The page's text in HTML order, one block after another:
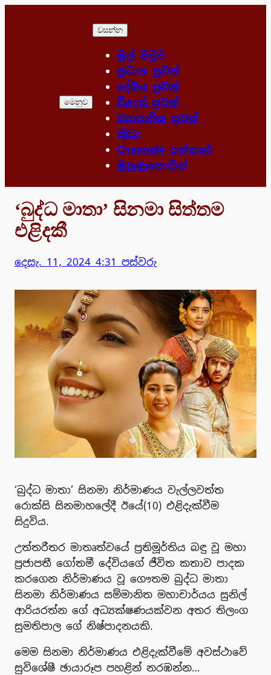
මෙනුව
වසන්න
මුල් පිටුව
ප්‍රධාන පුවත්
දේශීය පුවත්
විදෙස් පුවත්
ව්‍යාපාරික පුවත්
ක්‍රීඩා
Channel4 පත්තරේ
මුහුණුපොතින්
‘බුද්ධ මාතා’ සිනමා සිත්තම
එළිදකී
දෙසැ. 11, 2024 4:31 පස්වරු
‘බුද්ධ මාතා’ සිනමා නිර්මාණය වැල්ලවත්ත
රොක්සි සිනමාහලේදී ඊයේ(10) එළිදැක්වීම
සිදුවිය.
උත්තරීතර මාතෘත්වයේ ප්‍රතිමූර්තිය බඳු වූ මහා
ප්‍රජාපතී ගෝතමී දේවියගේ ජීවිත කතාව පාදක
කරගෙන නිර්මාණය වූ ගෞතම බුද්ධ මාතා
සිනමා නිර්මාණය සම්මානිත මහාචාර්යය සුනිල්
ආරියරත්න ගේ අධ්‍යක්ෂණයක්වන අතර තිලංග
සුමතිපාල ගේ නිෂ්පාදනයකි.
මෙම සිනමා නිර්මාණය එළිදැක්වීමේ අවස්ථාවේ
සුවිශේෂී ඡායාරූප පහළින් නරඹන්න…